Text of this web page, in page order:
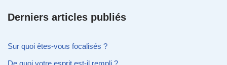
Derniers articles publiés
Sur quoi êtes-vous focalisés ?
De quoi votre esprit est-il rempli ?